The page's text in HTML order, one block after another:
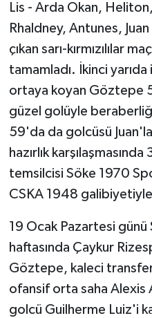
Lis - Arda Okan,
Rhaldney, Antunes,
çıkan sarı-kırmızılılar
tamamladı. İkinci
ortaya koyan Göztepe
güzel golüyle
59'da da golcüsü
hazırlık
temsilcisi Söke 1970
CSKA 1948
19 Ocak Pazartesi
haftasında Çaykur
Göztepe, kaleci
ofansif orta saha Alexis
golcü Guilherme Luiz'i